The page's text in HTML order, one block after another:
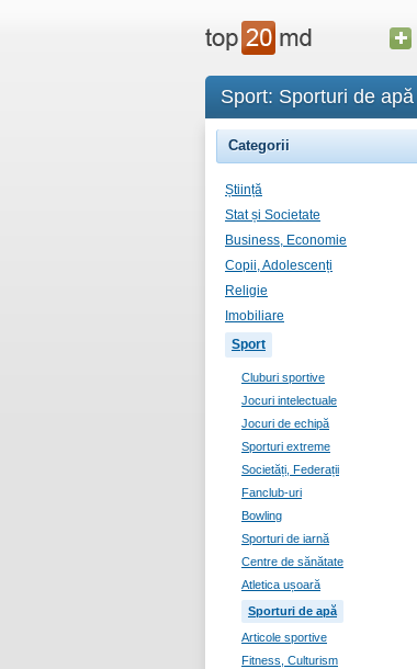
Sport: Sporturi de apă
Categorii
Știință
Stat și Societate
Business, Economie
Copii, Adolescenți
Religie
Imobiliare
Sport
Cluburi sportive
Jocuri intelectuale
Jocuri de echipă
Sporturi extreme
Societăți, Federații
Fanclub-uri
Bowling
Sporturi de iarnă
Centre de sănătate
Atletica ușoară
Sporturi de apă
Articole sportive
Fitness, Culturism